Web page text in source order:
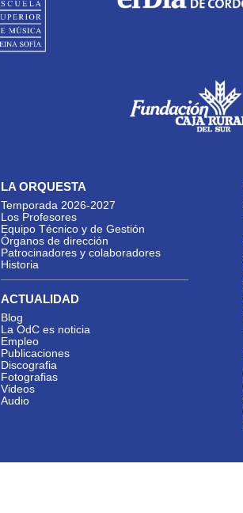
LA ORQUESTA
Temporada 2026-2027
Los Profesores
Equipo Técnico y de Gestión
Órganos de dirección
Patrocinadores y colaboradores
Historia
ACTUALIDAD
Blog
La OdC es noticia
Empleo
Publicaciones
Discografia
Fotografias
Videos
Audio